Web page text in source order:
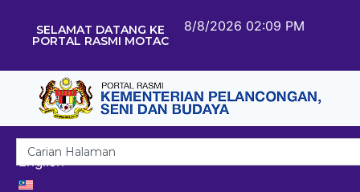
SELAMAT DATANG KE
PORTAL RASMI MOTAC
8/8/2026 02:09 PM
English